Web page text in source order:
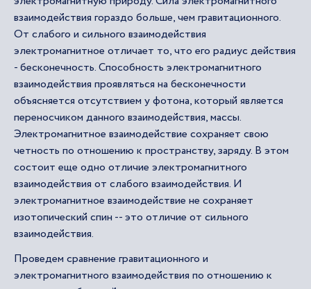
взаимодействия гораздо больше, чем гравитационного.
От слабого и сильного взаимодействия
электромагнитное отличает то, что его радиус действия
- бесконечность. Способность электромагнитного
взаимодействия проявляться на бесконечности
объясняется отсутствием у фотона, который является
переносчиком данного взаимодействия, массы.
Электромагнитное взаимодействие сохраняет свою
четность по отношению к пространству, заряду. В этом
состоит еще одно отличие электромагнитного
взаимодействия от слабого взаимодействия. И
электромагнитное взаимодействие не сохраняет
изотопический спин -- это отличие от сильного
взаимодействия.
Проведем сравнение гравитационного и
электромагнитного взаимодействия по отношению к